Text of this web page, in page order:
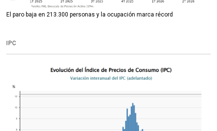
El paro baja en 213.300 personas y la ocupación marca récord
IPC